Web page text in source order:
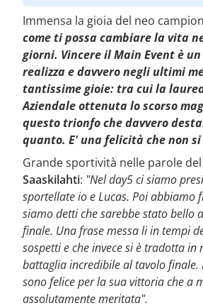
Immensa la gioia del neo
come ti possa cambiare la vita
giorni. Vincere il Main Event è un
realizza e davvero negli ultimi
tantissime gioie: tra cui la
Aziendale ottenuta lo scorso
questo trionfo che davvero
quanto. E' una felicità che non
Grande sportività nelle parole
Saaskilahti: "Nel day5 ci siamo
sportellate io e Lucas. Poi abbiamo
siamo detti che sarebbe stato bello
finale. Una frase messa li in tempi
sospetti e che invece si è tradotta in
battaglia incredibile al tavolo
sono felice per la sua vittoria che a
assolutamente meritata".